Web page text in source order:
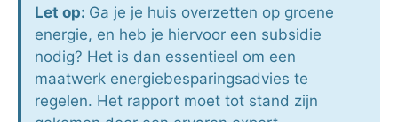
Let op: Ga je je huis overzetten op groene
energie, en heb je hiervoor een subsidie
nodig? Het is dan essentieel om een
maatwerk energiebesparingsadvies te
regelen. Het rapport moet tot stand zijn